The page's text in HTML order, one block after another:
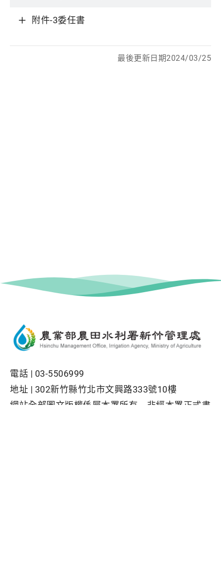
附件-3委任書
最後更新日期2024/03/25
電話 | 03-5506999
地址 | 302新竹縣竹北市文興路333號10樓
網站全部圖文版權係屬本署所有，非經本署正式書